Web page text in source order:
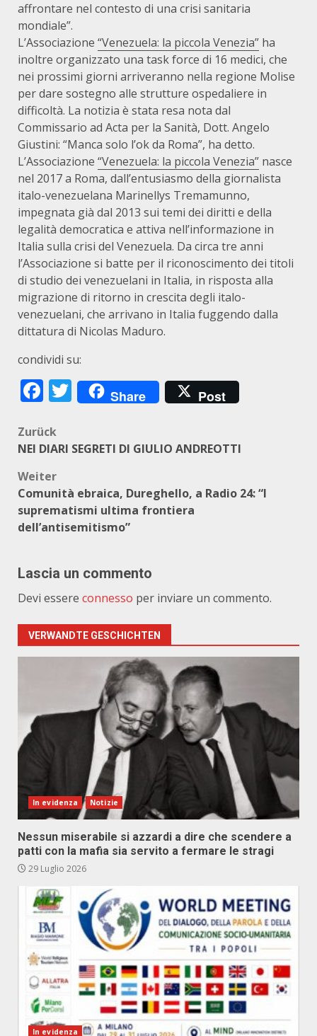
affrontare nel contesto di una crisi sanitaria
mondiale”.
L’Associazione “Venezuela: la piccola Venezia” ha
inoltre organizzato una task force di 16 medici, che
nei prossimi giorni arriveranno nella regione Molise
per dare sostegno alle strutture ospedaliere in
difficoltà. La notizia è stata resa nota dal
Commissario ad Acta per la Sanità, Dott. Angelo
Giustini: “Manca solo l’ok da Roma”, ha detto.
L’Associazione “Venezuela: la piccola Venezia” nasce
nel 2017 a Roma, dall’entusiasmo della giornalista
italo-venezuelana Marinellys Tremamunno,
impegnata già dal 2013 sui temi dei diritti e della
legalità democratica e attiva nell’informazione in
Italia sulla crisi del Venezuela. Da circa tre anni
l’Associazione si batte per il riconoscimento dei titoli
di studio dei venezuelani in Italia, in risposta alla
migrazione di ritorno in crescita degli italo-
venezuelani, che arrivano in Italia fuggendo dalla
dittatura di Nicolas Maduro.
condividi su:
Facebook
Twitter
Share Post
Beitragsnavigation
Zurück
NEI DIARI SEGRETI DI GIULIO ANDREOTTI
Weiter
Comunità ebraica, Dureghello, a Radio 24: “I
suprematismi ultima frontiera
dell’antisemitismo”
Lascia un commento
Devi essere connesso per inviare un commento.
VERWANDTE GESCHICHTEN
In evidenza Notizie
Nessun miserabile si azzardi a dire che scendere a
patti con la mafia sia servito a fermare le stragi
29 Luglio 2026
In evidenza